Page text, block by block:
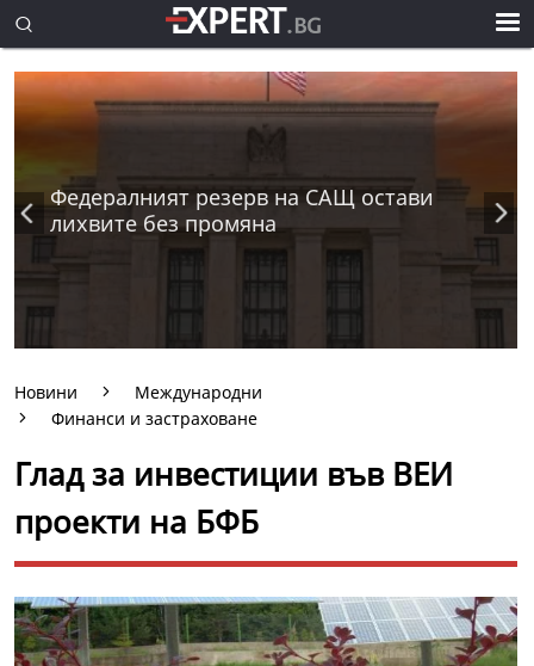
Федералният резерв на САЩ остави
лихвите без промяна
Новини
Международни
Финанси и застраховане
Глад за инвестиции във ВЕИ
проекти на БФБ